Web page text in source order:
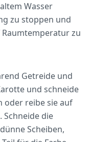
Wasser
zu stoppen und
zu
Getreide und
und schneide
oder reibe sie auf
Schneide die
Scheiben,